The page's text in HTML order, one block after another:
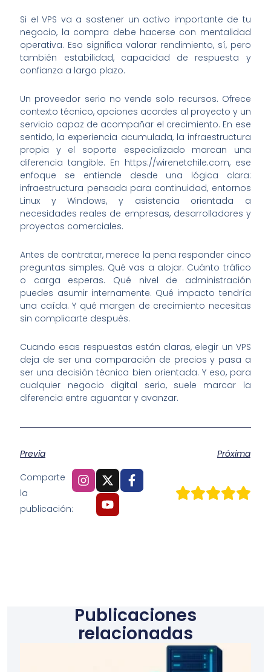
Si el VPS va a sostener un activo importante de tu
negocio, la compra debe hacerse con mentalidad
operativa. Eso significa valorar rendimiento, sí, pero
también estabilidad, capacidad de respuesta y
confianza a largo plazo.
Un proveedor serio no vende solo recursos. Ofrece
contexto técnico, opciones acordes al proyecto y un
servicio capaz de acompañar el crecimiento. En ese
sentido, la experiencia acumulada, la infraestructura
propia y el soporte especializado marcan una
diferencia tangible. En https://wirenetchile.com, ese
enfoque se entiende desde una lógica clara:
infraestructura pensada para continuidad, entornos
Linux y Windows, y asistencia orientada a
necesidades reales de empresas, desarrolladores y
proyectos comerciales.
Antes de contratar, merece la pena responder cinco
preguntas simples. Qué vas a alojar. Cuánto tráfico
o carga esperas. Qué nivel de administración
puedes asumir internamente. Qué impacto tendría
una caída. Y qué margen de crecimiento necesitas
sin complicarte después.
Cuando esas respuestas están claras, elegir un VPS
deja de ser una comparación de precios y pasa a
ser una decisión técnica bien orientada. Y eso, para
cualquier negocio digital serio, suele marcar la
diferencia entre aguantar y avanzar.
Previa
Próxima
Comparte
la
publicación:
Publicaciones
relacionadas